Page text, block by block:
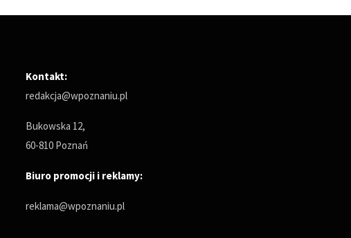
Kontakt:
redakcja@wpoznaniu.pl
Bukowska 12,
60-810 Poznań
Biuro promocji i reklamy:
reklama@wpoznaniu.pl